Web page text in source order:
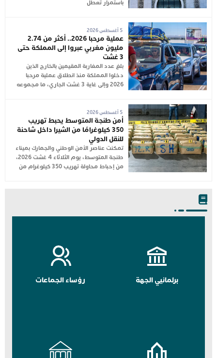
باستمرار تعطل
5 أغسطس 2026
عملية مرحبا 2026.. أكثر من 2.74
مليون مغربي عبروا إلى المملكة حتى
3 غشت
بلغ عدد المغاربة المقيمين بالخارج الذين
دخلوا المملكة منذ انطلاق عملية مرحبا
2026 وإلى غاية 3 غشت الجاري، ما مجموعه
5 أغسطس 2026
أمن طنجة المتوسط يحبط تهريب
350 كيلوغرامًا من الشيرا داخل شاحنة
للنقل الدولي
تمكنت عناصر الأمن الوطني والجمارك بميناء
طنجة المتوسط، يوم الثلاثاء 4 غشت 2026،
من إحباط محاولة تهريب 350 كيلوغرام من
برلمانيي الجهة رؤساء الجماعات